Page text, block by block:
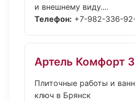
и внешнему виду....
Телефон: +7-982-336-
Артель Комфорт
Плиточные работы и
ключ в Брянск